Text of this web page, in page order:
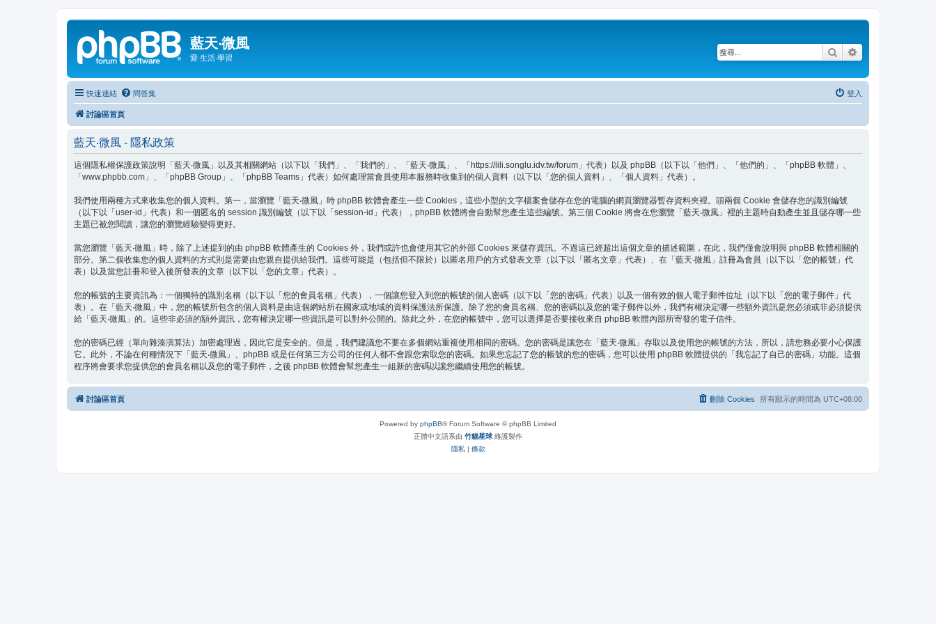
藍天‧微風
愛‧生活‧學習 搜尋
快速連結 問答集 登入
討論區首頁
藍天‧微風 - 隱私政策
這個隱私權保護政策說明「藍天‧微風」以及其相關網站（以下以「我們」、「我們的」、「藍天‧微風」、「https://lili.songlu.idv.tw/forum」代表）以及 phpBB（以下以「他們」、「他們的」、「phpBB 軟體」、
「www.phpbb.com」、「phpBB Group」、「phpBB Teams」代表）如何處理當會員使用本服務時收集到的個人資料（以下以「您的個人資料」、「個人資料」代表）。
我們使用兩種方式來收集您的個人資料。第一，當瀏覽「藍天‧微風」時 phpBB 軟體會產生一些 Cookies，這些小型的文字檔案會儲存在您的電腦的網頁瀏覽器暫存資料夾裡。頭兩個 Cookie 會儲存您的識別編號
（以下以「user-id」代表）和一個匿名的 session 識別編號（以下以「session-id」代表），phpBB 軟體將會自動幫您產生這些編號。第三個 Cookie 將會在您瀏覽「藍天‧微風」裡的主題時自動產生並且儲存哪一些
主題已被您閱讀，讓您的瀏覽經驗變得更好。
當您瀏覽「藍天‧微風」時，除了上述提到的由 phpBB 軟體產生的 Cookies 外，我們或許也會使用其它的外部 Cookies 來儲存資訊。不過這已經超出這個文章的描述範圍，在此，我們僅會說明與 phpBB 軟體相關的
部分。第二個收集您的個人資料的方式則是需要由您親自提供給我們。這些可能是（包括但不限於）以匿名用戶的方式發表文章（以下以「匿名文章」代表）、在「藍天‧微風」註冊為會員（以下以「您的帳號」代
表）以及當您註冊和登入後所發表的文章（以下以「您的文章」代表）。
您的帳號的主要資訊為：一個獨特的識別名稱（以下以「您的會員名稱」代表），一個讓您登入到您的帳號的個人密碼（以下以「您的密碼」代表）以及一個有效的個人電子郵件位址（以下以「您的電子郵件」代
表）。在「藍天‧微風」中，您的帳號所包含的個人資料是由這個網站所在國家或地域的資料保護法所保護。除了您的會員名稱、您的密碼以及您的電子郵件以外，我們有權決定哪一些額外資訊是您必須或非必須提供
給「藍天‧微風」的。這些非必須的額外資訊，您有權決定哪一些資訊是可以對外公開的。除此之外，在您的帳號中，您可以選擇是否要接收來自 phpBB 軟體內部所寄發的電子信件。
您的密碼已經（單向雜湊演算法）加密處理過，因此它是安全的。但是，我們建議您不要在多個網站重複使用相同的密碼。您的密碼是讓您在「藍天‧微風」存取以及使用您的帳號的方法，所以，請您務必要小心保護
它。此外，不論在何種情況下「藍天‧微風」、phpBB 或是任何第三方公司的任何人都不會跟您索取您的密碼。如果您忘記了您的帳號的您的密碼，您可以使用 phpBB 軟體提供的「我忘記了自己的密碼」功能。這個
程序將會要求您提供您的會員名稱以及您的電子郵件，之後 phpBB 軟體會幫您產生一組新的密碼以讓您繼續使用您的帳號。
討論區首頁 所有顯示的時間為 UTC+08:00
刪除 Cookies
Powered by phpBB® Forum Software © phpBB Limited
正體中文語系由 竹貓星球 維護製作
隱私 | 條款